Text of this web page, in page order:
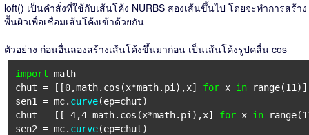
loft() เป็นคำสั่งที่ใช้กับเส้นโค้ง NURBS สองเส้นขึ้นไป โดยจะทำการสร้าง
พื้นผิวเพื่อเชื่อมเส้นโค้งเข้าด้วยกัน
ตัวอย่าง ก่อนอื่นลองสร้างเส้นโค้งขึ้นมาก่อน เป็นเส้นโค้งรูปคลื่น cos
import math
chut = [[0,math.cos(x*math.pi),x] for x in range(11)]
sen1 = mc. curve(ep=chut)
chut = [[-4,4-math.cos(x*math.pi),x] for x in
sen2 = mc. curve(ep=chut)